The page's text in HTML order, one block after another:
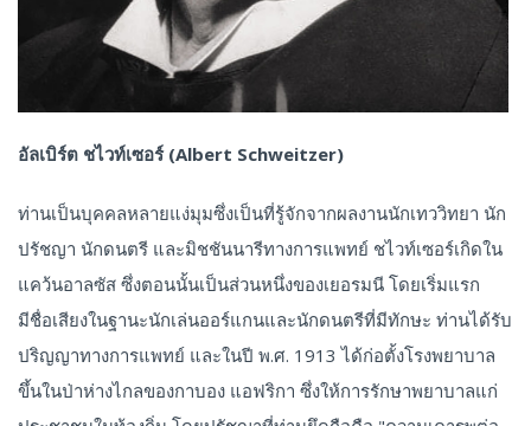
อัลเบิร์ต ชไวท์เซอร์ (Albert Schweitzer)
ท่านเป็นบุคคลหลายแง่มุมซึ่งเป็นที่รู้จักจากผลงานนักเทววิทยา นัก
ปรัชญา นักดนตรี และมิชชันนารีทางการแพทย์ ชไวท์เซอร์เกิดใน
แคว้นอาลซัส ซึ่งตอนนั้นเป็นส่วนหนึ่งของเยอรมนี โดยเริ่มแรก
มีชื่อเสียงในฐานะนักเล่นออร์แกนและนักดนตรีที่มีทักษะ ท่านได้รับ
ปริญญาทางการแพทย์ และในปี พ.ศ. 1913 ได้ก่อตั้งโรงพยาบาล
ขึ้นในป่าห่างไกลของกาบอง แอฟริกา ซึ่งให้การรักษาพยาบาลแก่